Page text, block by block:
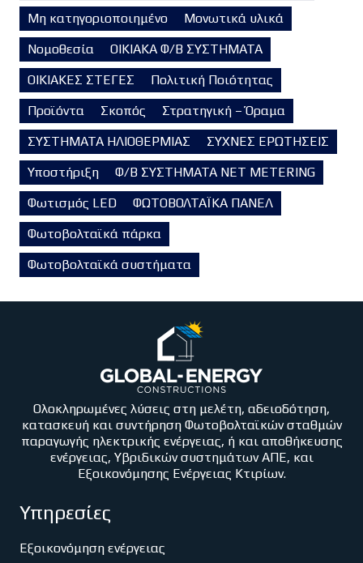
Μη κατηγοριοποιημένο
Μονωτικά υλικά
Νομοθεσία
ΟΙΚΙΑΚΑ Φ/Β ΣΥΣΤΗΜΑΤΑ
ΟΙΚΙΑΚΕΣ ΣΤΕΓΕΣ
Πολιτική Ποιότητας
Προϊόντα
Σκοπός
Στρατηγική – Όραμα
ΣΥΣΤΗΜΑΤΑ ΗΛΙΟΘΕΡΜΙΑΣ
ΣΥΧΝΕΣ ΕΡΩΤΗΣΕΙΣ
Υποστήριξη
Φ/Β ΣΥΣΤΗΜΑΤΑ NET METERING
Φωτισμός LED
ΦΩΤΟΒΟΛΤΑΪΚΑ ΠΑΝΕΛ
Φωτοβολταϊκά πάρκα
Φωτοβολταϊκά συστήματα
Ολοκληρωμένες λύσεις στη μελέτη, αδειοδότηση,
κατασκευή και συντήρηση Φωτοβολταϊκών σταθμών
παραγωγής ηλεκτρικής ενέργειας, ή και αποθήκευσης
ενέργειας, Υβριδικών συστημάτων ΑΠΕ, και
Εξοικονόμησης Ενέργειας Κτιρίων.
Υπηρεσίες
Εξοικονόμηση ενέργειας